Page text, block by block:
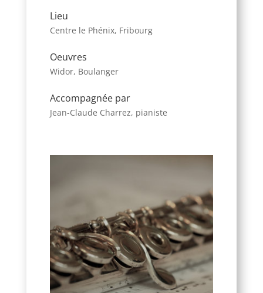
Lieu
Centre le Phénix, Fribourg
Oeuvres
Widor, Boulanger
Accompagnée par
Jean-Claude Charrez, pianiste